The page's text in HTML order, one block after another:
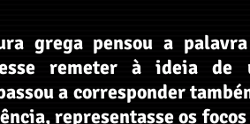
grega pensou a
remeter à ideia de
a corresponder
representasse os